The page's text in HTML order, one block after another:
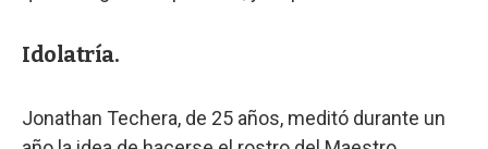
Idolatría.
Jonathan Techera, de 25 años, meditó durante un